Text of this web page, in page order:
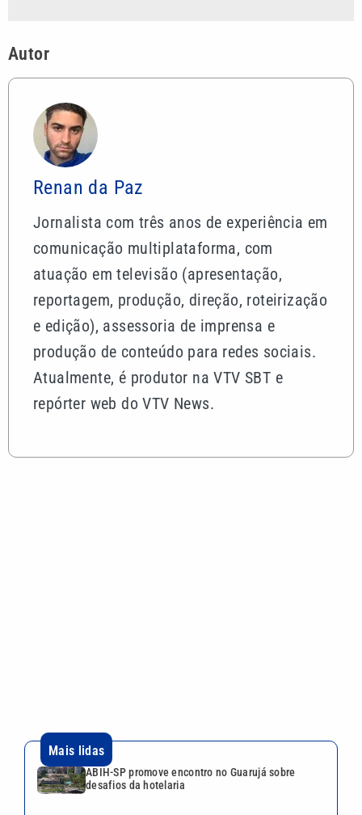
Autor
Renan da Paz
Jornalista com três anos de experiência em
comunicação multiplataforma, com
atuação em televisão (apresentação,
reportagem, produção, direção, roteirização
e edição), assessoria de imprensa e
produção de conteúdo para redes sociais.
Atualmente, é produtor na VTV SBT e
repórter web do VTV News.
área de Mata Atlântica no litoral de SP
Shopping Parque Dom Pedro estreia experiência
imersiva ‘O Código Troll’